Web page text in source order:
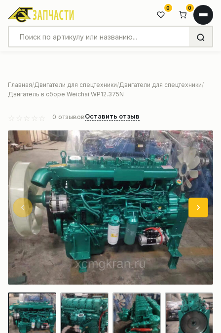
0 0
Главная Двигатели для спецтехники Двигатели для спецтехники
Двигатель в сборе Weichai WP12.375N
0 отзывовОставить отзыв